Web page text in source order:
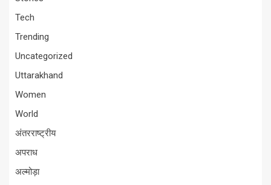
Tech
Trending
Uncategorized
Uttarakhand
Women
World
अंतरराष्ट्रीय
अपराध
अल्मोड़ा